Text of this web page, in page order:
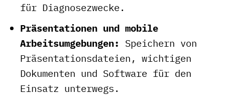
für Diagnosezwecke.
Präsentationen und mobile
Arbeitsumgebungen: Speichern von
Präsentationsdateien, wichtigen
Dokumenten und Software für den
Einsatz unterwegs.